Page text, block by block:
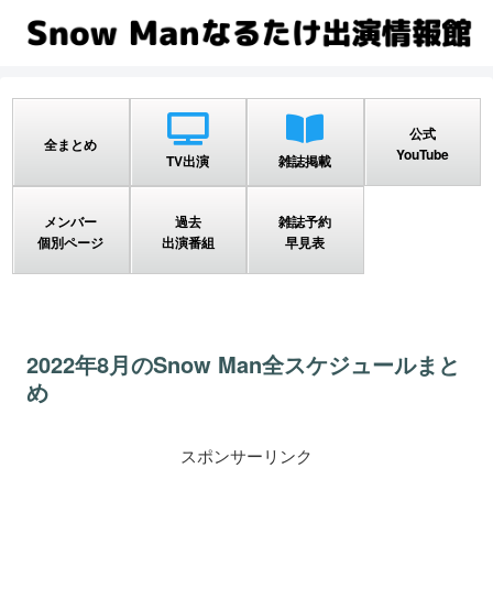
全まとめ
TV出演
雑誌掲載
公式
YouTube
メンバー
個別ページ
過去
出演番組
雑誌予約
早見表
2022年8月のSnow Man全スケジュールまと
め
スポンサーリンク